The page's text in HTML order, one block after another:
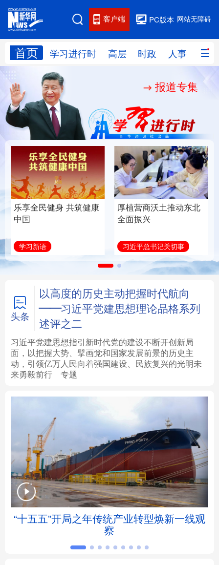
网站无障碍
PC版本
客户端
首页 学习进行时 高层 时政 人事 国际
网站地图
学习进行时 人事
国际 财经 网评
思客智库 全球连线 教育
科技 科创 量子 体育
文化 书画 健康 军事
访谈 视频 图片 政务
信息化 数字经济
学术中国 乡村振兴 银龄 溯源中国
城市 旅游 能源 会展
彩票 娱乐 时尚 悦读
公益 一带一路 亚太网 上市公司
地方频道
北京 天津 河北 山西
辽宁 吉林 上海 江苏
浙江 安徽 福建 江西
报道专集
乐享全民健身 共筑健康
中国
学习新语
厚植营商沃土推动东北
全面振兴
习近平总书记关切事
头条
以高度的历史主动把握时代航向
——习近平党建思想理论品格系列
述评之二
习近平党建思想指引新时代党的建设不断开创新局
面，以把握大势、擘画党和国家发展前景的历史主
动，引领亿万人民向着强国建设、民族复兴的光明未
来勇毅前行
专题
“十五五”开局之年传统产业转型焕新一线观
察